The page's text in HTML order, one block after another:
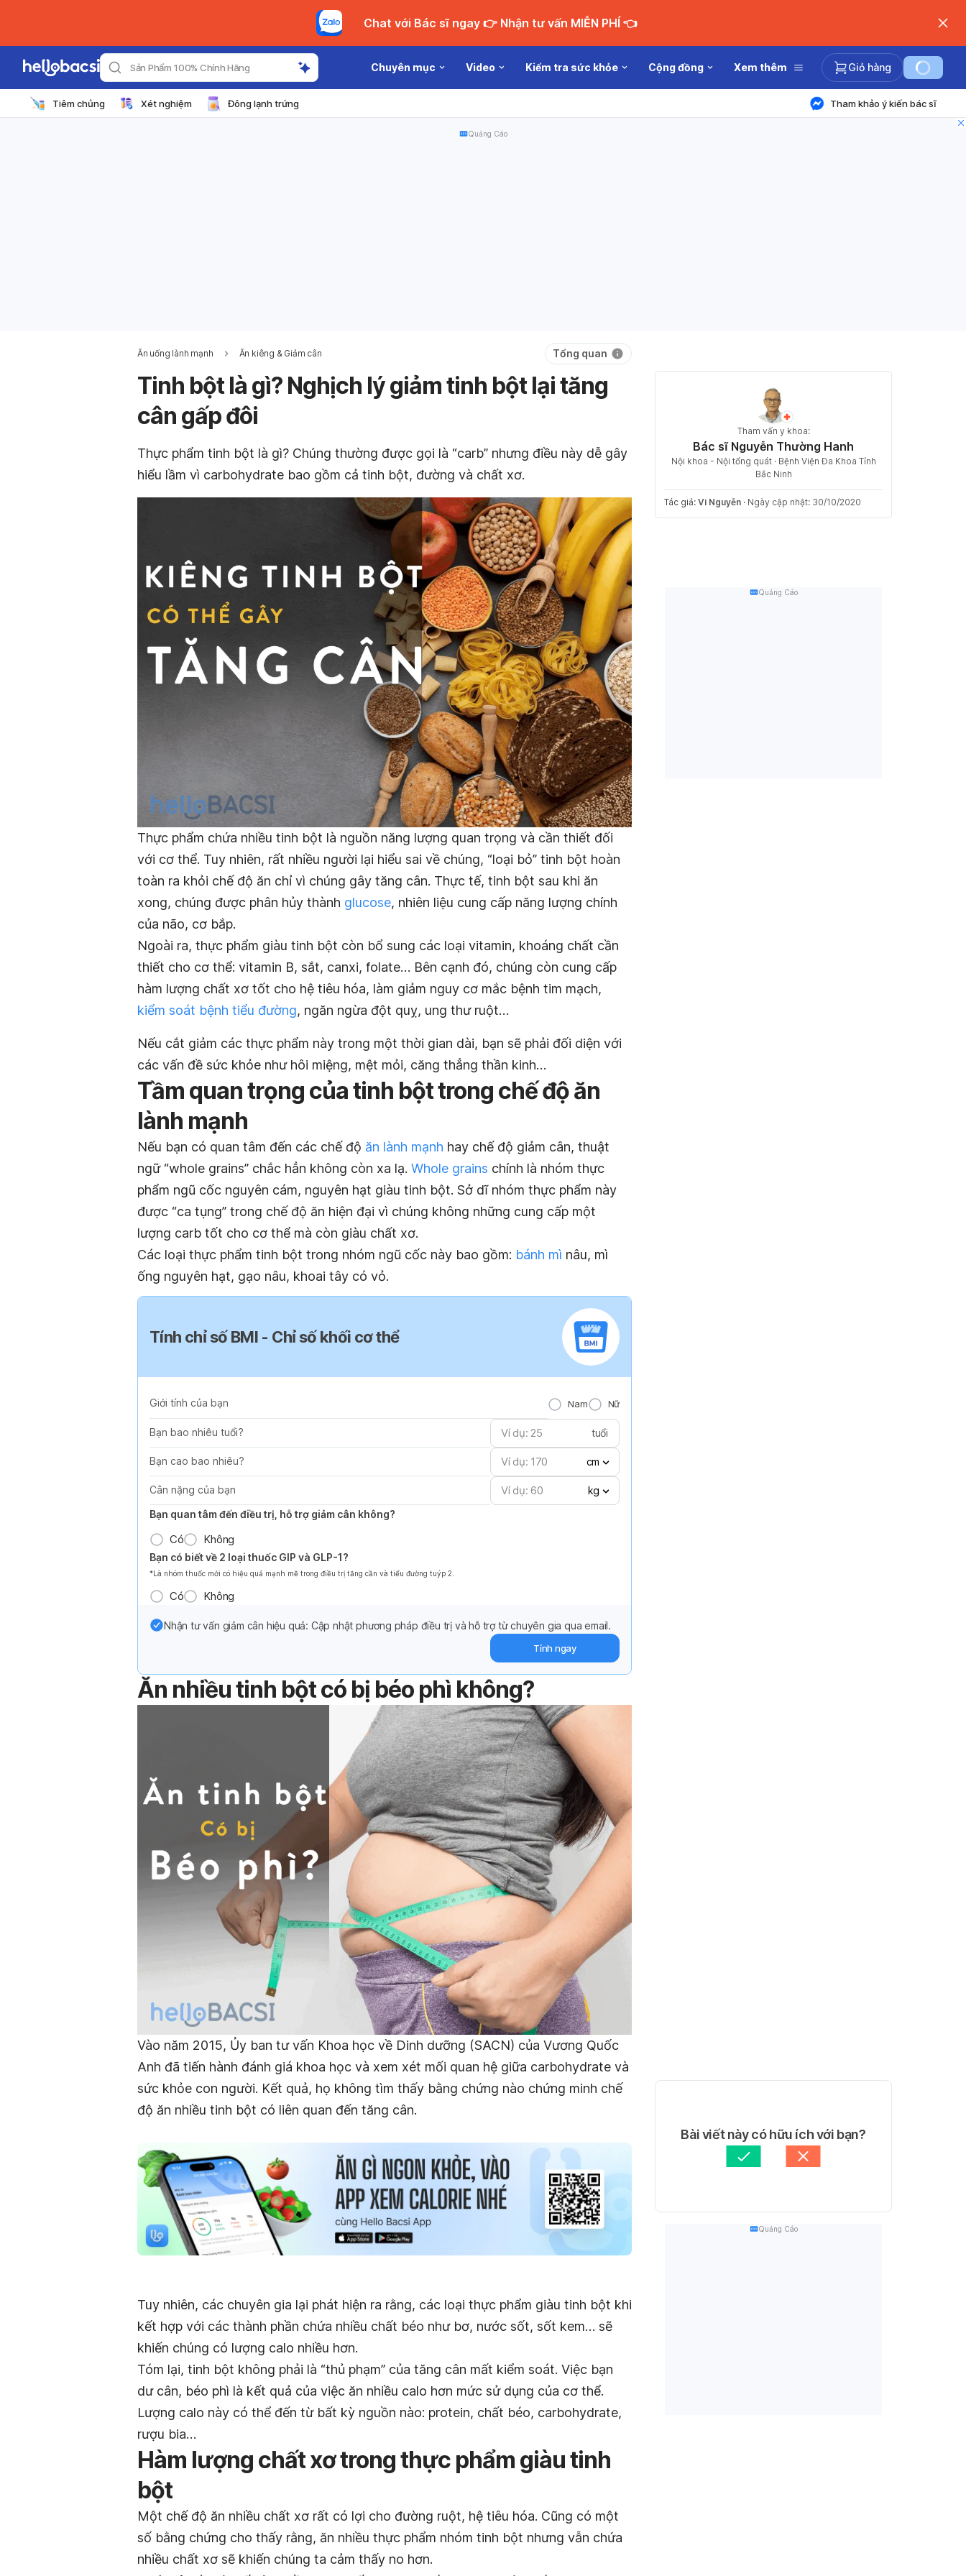
Chat với Bác sĩ ngay 👉 Nhận tư vấn MIỄN PHÍ 👈
Sản Phẩm 100% Chính Hãng Chuyên mục Video Kiểm tra sức khỏe Cộng đồng Xem thêm Giỏ hàng
Tiêm chủng Xét nghiệm Đông lạnh trứng Tham khảo ý kiến bác sĩ
Quảng Cáo
Ăn uống lành mạnh Ăn kiêng & Giảm cân Tổng quan
Tinh bột là gì? Nghịch lý giảm tinh bột lại tăng
cân gấp đôi
Thực phẩm tinh bột là gì? Chúng thường được gọi là “carb” nhưng điều này dễ gây
hiểu lầm vì carbohydrate bao gồm cả tinh bột, đường và chất xơ.
Thực phẩm chứa nhiều tinh bột là nguồn năng lượng quan trọng và cần thiết đối
với cơ thể. Tuy nhiên, rất nhiều người lại hiểu sai về chúng, “loại bỏ” tinh bột hoàn
toàn ra khỏi chế độ ăn chỉ vì chúng gây tăng cân. Thực tế, tinh bột sau khi ăn
xong, chúng được phân hủy thành glucose, nhiên liệu cung cấp năng lượng chính
của não, cơ bắp.
Ngoài ra, thực phẩm giàu tinh bột còn bổ sung các loại vitamin, khoáng chất cần
thiết cho cơ thể: vitamin B, sắt, canxi, folate… Bên cạnh đó, chúng còn cung cấp
hàm lượng chất xơ tốt cho hệ tiêu hóa, làm giảm nguy cơ mắc bệnh tim mạch,
kiểm soát bệnh tiểu đường, ngăn ngừa đột quỵ, ung thư ruột…
Nếu cắt giảm các thực phẩm này trong một thời gian dài, bạn sẽ phải đối diện với
các vấn đề sức khỏe như hôi miệng, mệt mỏi, căng thẳng thần kinh…
Tầm quan trọng của tinh bột trong chế độ ăn
lành mạnh
Nếu bạn có quan tâm đến các chế độ ăn lành mạnh hay chế độ giảm cân, thuật
ngữ “whole grains” chắc hẳn không còn xa lạ. Whole grains chính là nhóm thực
phẩm ngũ cốc nguyên cám, nguyên hạt giàu tinh bột. Sở dĩ nhóm thực phẩm này
được “ca tụng” trong chế độ ăn hiện đại vì chúng không những cung cấp một
lượng carb tốt cho cơ thể mà còn giàu chất xơ.
Các loại thực phẩm tinh bột trong nhóm ngũ cốc này bao gồm: bánh mì nâu, mì
ống nguyên hạt, gạo nâu, khoai tây có vỏ.
Tính chỉ số BMI - Chỉ số khối cơ thể
Giới tính của bạn Nam Nữ
Bạn bao nhiêu tuổi? tuổi
Bạn cao bao nhiêu? cm
Cân nặng của bạn
kg
Bạn quan tâm đến điều trị, hỗ trợ giảm cân không?
Có Không
Bạn có biết về 2 loại thuốc GIP và GLP-1?
*Là nhóm thuốc mới có hiệu quả mạnh mẽ trong điều trị tăng cần và tiểu đường tuýp 2.
Có Không
Nhận tư vấn giảm cân hiệu quả: Cập nhật phương pháp điều trị và hỗ trợ từ chuyên gia qua email.
Tính ngay
Ăn nhiều tinh bột có bị béo phì không?
Vào năm 2015, Ủy ban tư vấn Khoa học về Dinh dưỡng (SACN) của Vương Quốc
Anh đã tiến hành đánh giá khoa học và xem xét mối quan hệ giữa carbohydrate và
sức khỏe con người. Kết quả, họ không tìm thấy bằng chứng nào chứng minh chế
độ ăn nhiều tinh bột có liên quan đến tăng cân.
Tuy nhiên, các chuyên gia lại phát hiện ra rằng, các loại thực phẩm giàu tinh bột khi
kết hợp với các thành phần chứa nhiều chất béo như bơ, nước sốt, sốt kem… sẽ
khiến chúng có lượng calo nhiều hơn.
Tóm lại, tinh bột không phải là “thủ phạm” của tăng cân mất kiểm soát. Việc bạn
dư cân, béo phì là kết quả của việc ăn nhiều calo hơn mức sử dụng của cơ thể.
Lượng calo này có thể đến từ bất kỳ nguồn nào: protein, chất béo, carbohydrate,
rượu bia…
Hàm lượng chất xơ trong thực phẩm giàu tinh
bột
Một chế độ ăn nhiều chất xơ rất có lợi cho đường ruột, hệ tiêu hóa. Cũng có một
số bằng chứng cho thấy rằng, ăn nhiều thực phẩm nhóm tinh bột nhưng vẫn chứa
nhiều chất xơ sẽ khiến chúng ta cảm thấy no hơn.
Tham vấn y khoa:
Bác sĩ Nguyễn Thường Hanh
Nội khoa - Nội tổng quát · Bệnh Viện Đa Khoa Tỉnh
Bắc Ninh
Tác giả: Vi Nguyễn · Ngày cập nhật: 30/10/2020
Quảng Cáo
Bài viết này có hữu ích với bạn?
Quảng Cáo